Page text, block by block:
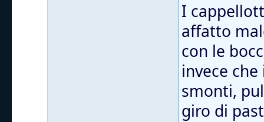
I
affatto
con le
invece
smonti,
giro di